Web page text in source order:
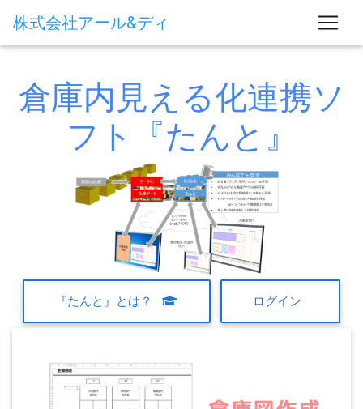
株式会社アール&ディ
倉庫内見える化連携ソ
フト『たんと』
『たんと』とは？ ログイン